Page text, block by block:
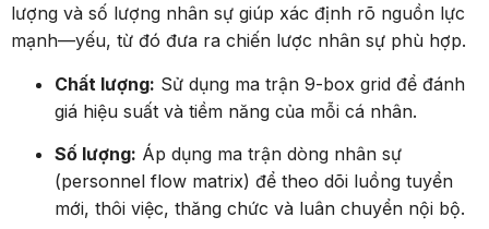
lượng và số lượng nhân sự giúp xác định rõ nguồn lực
mạnh—yếu, từ đó đưa ra chiến lược nhân sự phù hợp.
Chất lượng: Sử dụng ma trận 9-box grid để đánh
giá hiệu suất và tiềm năng của mỗi cá nhân.
Số lượng: Áp dụng ma trận dòng nhân sự
(personnel flow matrix) để theo dõi luồng tuyển
mới, thôi việc, thăng chức và luân chuyển nội bộ.